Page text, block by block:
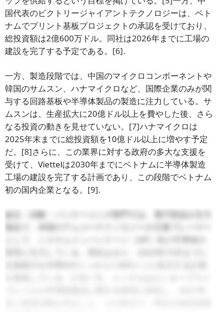
国代表のビクトリージャイアントテクノロジーは、ベト
ナムでプリント基板プロジェクトの承認を受けており、
総投資額は2億600万ドル。同社は2026年までに工場の
建設を完了する予定である。 [6].
一方、製造段階では、中国のマイクロコンポーネントや
韓国のサムスン、ハナマイクロなど、国際企業のみが関
与する回路基板や半導体製品の製造に注力している。サ
ムスンは、生産拡大に20億ドル以上を費やした後、さら
なる投資の動きを見せていない。 [7]ハナマイクロは
2025年末までに総投資額を10億ドル以上に増やす予定
だ。 [8]さらに、この業界に対する政府の多大な支援を
受けて、Viettelは2030年までにベトナムに半導体製造
工場の建設を完了する計画であり、この段階でベトナム
初の国内企業となる。 [9].
組立・試験・パッケージング部門では、電子部品が主力
製品で、米国のアムコーテクノロジーが主要プレーヤー
として、システムインパッケージ（SiP）向け半導体の